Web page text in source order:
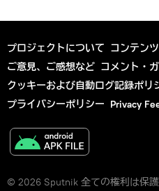
プロジェクトについて コンテン
ご意見、ご感想など コメント・
クッキーおよび自動ログ記録ポリ
プライバシーポリシー Privacy
© 2026 Sputnik 全ての権利は保